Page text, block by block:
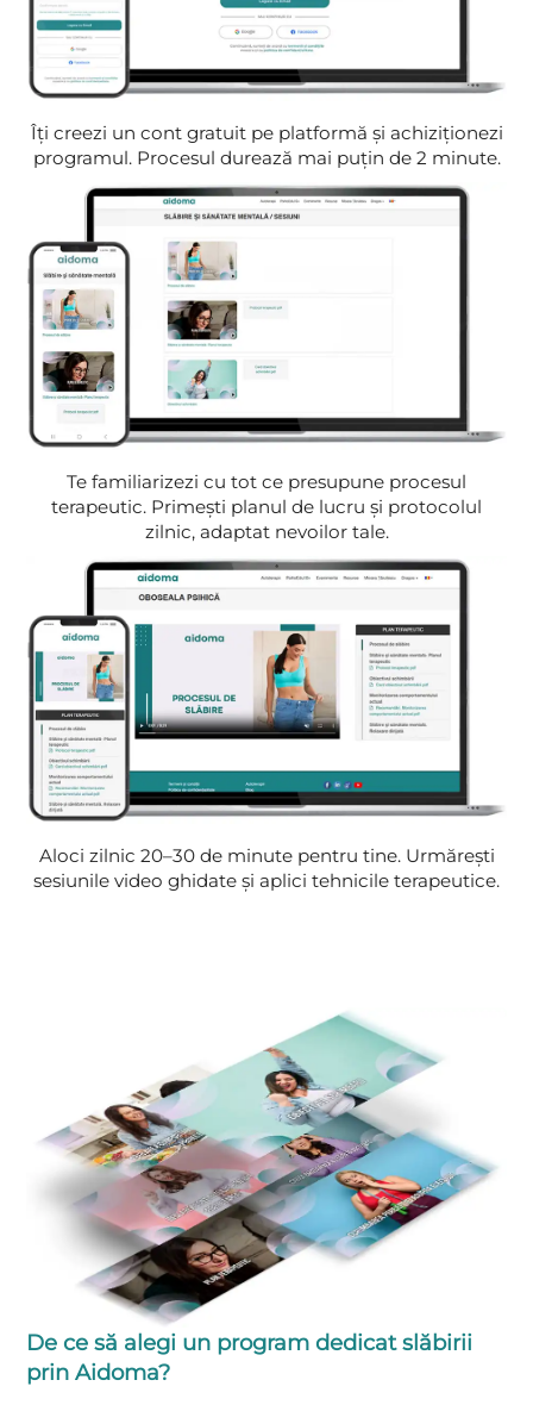
Îți creezi un cont gratuit pe platformă și achiziționezi
programul. Procesul durează mai puțin de 2 minute.
Te familiarizezi cu tot ce presupune procesul
terapeutic. Primești planul de lucru și protocolul
zilnic, adaptat nevoilor tale.
Aloci zilnic 20–30 de minute pentru tine. Urmărești
sesiunile video ghidate și aplici tehnicile terapeutice.
De ce să alegi un program dedicat slăbirii
prin Aidoma?